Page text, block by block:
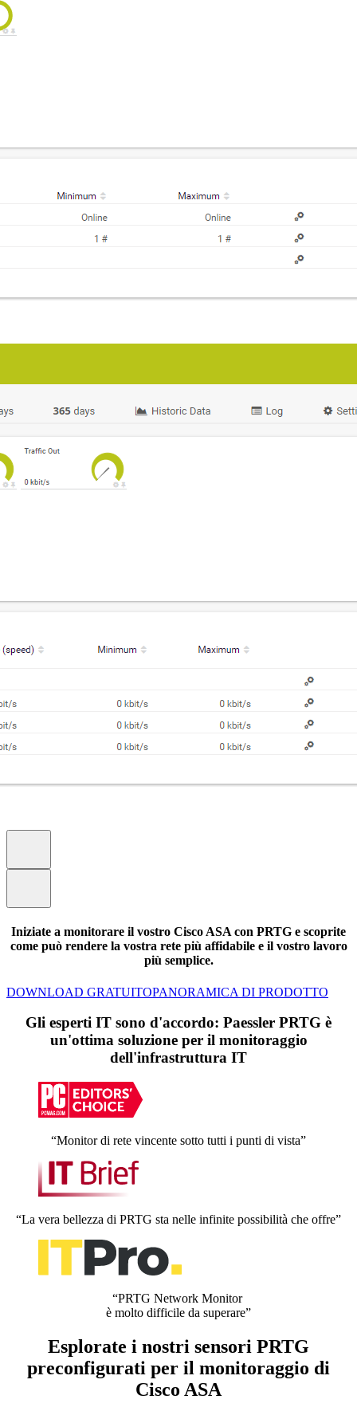
Iniziate a monitorare il vostro Cisco ASA con PRTG e scoprite
come può rendere la vostra rete più affidabile e il vostro lavoro
più semplice.
DOWNLOAD GRATUITOPANORAMICA DI PRODOTTO
Gli esperti IT sono d'accordo: Paessler PRTG è
un'ottima soluzione per il monitoraggio
dell'infrastruttura IT
“Monitor di rete vincente sotto tutti i punti di vista”
“La vera bellezza di PRTG sta nelle infinite possibilità che offre”
“PRTG Network Monitor
è molto difficile da superare”
Esplorate i nostri sensori PRTG
preconfigurati per il monitoraggio di
Cisco ASA